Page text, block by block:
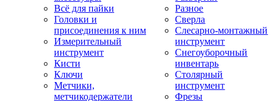
Всё для пайки
Головки и
присоединения к ним
Измерительный
инструмент
Кисти
Ключи
Метчики,
метчикодержатели
Разное
Сверла
Слесарно-монтажный
инструмент
Снегоуборочный
инвентарь
Столярный
инструмент
Фрезы